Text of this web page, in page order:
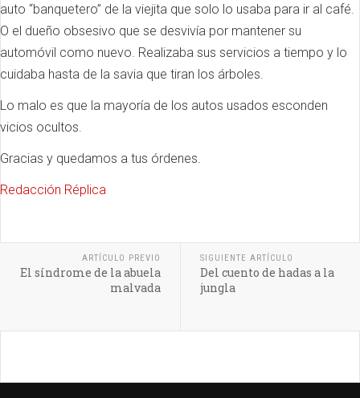
auto “banquetero” de la viejita que solo lo usaba para ir al café.
O el dueño obsesivo que se desvivía por mantener su
automóvil como nuevo. Realizaba sus servicios a tiempo y lo
cuidaba hasta de la savia que tiran los árboles.
Lo malo es que la mayoría de los autos usados esconden
vicios ocultos.
Gracias y quedamos a tus órdenes.
Redacción Réplica
ARTÍCULO PREVIO
El síndrome de la abuela
malvada
SIGUIENTE ARTÍCULO
Del cuento de hadas a la
jungla